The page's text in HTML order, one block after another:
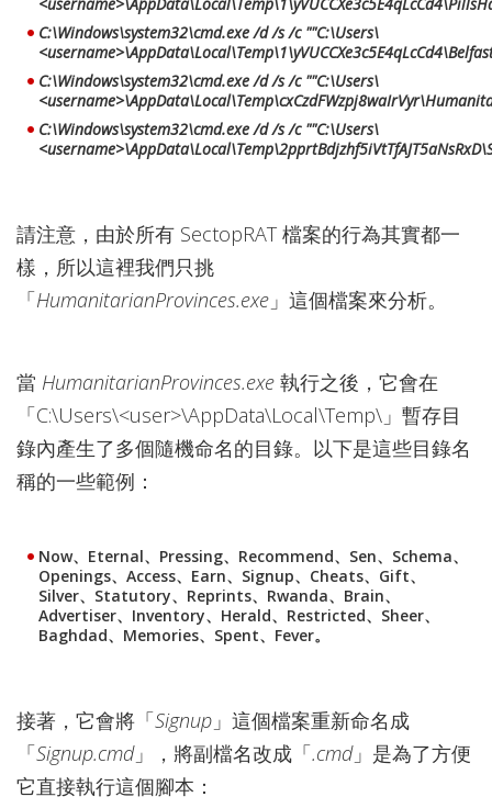
C:\Windows\system32\cmd.exe /d /s /c ""C:\Users\
C:\Windows\system32\cmd.exe /d /s /c ""C:\Users\
C:\Windows\system32\cmd.exe /d /s /c ""C:\Users\
請注意，由於所有 SectopRAT 檔案的行為其實都一
樣，所以這裡我們只挑
「HumanitarianProvinces.exe 」這個檔案來分析。
當 HumanitarianProvinces.exe 執行之後，它會在
「C:\Users\<user>\AppData\Local\Temp\」暫存目
錄內產生了多個隨機命名的目錄。以下是這些目錄名
稱的一些範例：
Now、Eternal、Pressing、Recommend、Sen、Schema、
Openings、Access、Earn、Signup、Cheats、Gift、
Silver、Statutory、Reprints、Rwanda、Brain、
Advertiser、Inventory、Herald、Restricted、Sheer、
Baghdad、Memories、Spent、Fever。
接著，它會將「Signup 」這個檔案重新命名成
「Signup.cmd」，將副檔名改成「.cmd」是為了方便
它直接執行這個腳本：